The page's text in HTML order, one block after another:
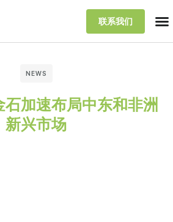
联系我们
NEWS
加速布局中东和非洲
新兴市场